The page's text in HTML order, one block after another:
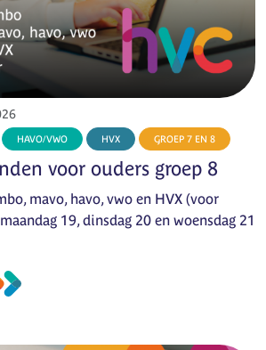
HAVO/VWO HVX GROEP 7 EN 8
voor ouders groep 8
mavo, havo, vwo en HVX (voor
19, dinsdag 20 en woensdag 21